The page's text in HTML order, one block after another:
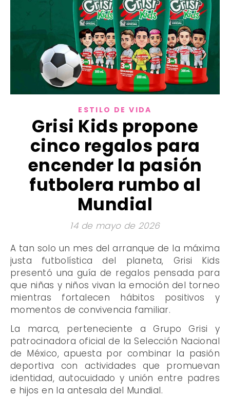
ESTILO DE VIDA
Grisi Kids propone
cinco regalos para
encender la pasión
futbolera rumbo al
Mundial
14 de mayo de 2026
A tan solo un mes del arranque de la máxima
justa futbolística del planeta, Grisi Kids
presentó una guía de regalos pensada para
que niñas y niños vivan la emoción del torneo
mientras fortalecen hábitos positivos y
momentos de convivencia familiar.
La marca, perteneciente a Grupo Grisi y
patrocinadora oficial de la Selección Nacional
de México, apuesta por combinar la pasión
deportiva con actividades que promuevan
identidad, autocuidado y unión entre padres
e hijos en la antesala del Mundial.